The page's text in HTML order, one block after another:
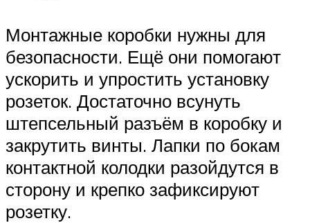
Монтажные коробки нужны для
безопасности. Ещё они помогают
ускорить и упростить установку
розеток. Достаточно всунуть
штепсельный разъём в коробку и
закрутить винты. Лапки по бокам
контактной колодки разойдутся в
сторону и крепко зафиксируют
розетку.